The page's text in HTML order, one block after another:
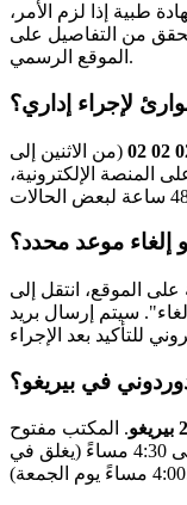
طبية إذا لزم الأمر،
من التفاصيل على
الموقع الرسمي.
لإجراء إداري؟
(من الاثنين إلى
المنصة الإلكترونية،
إلغاء موعد محدد؟
الموقع، انتقل إلى
سيتم إرسال بريد
في بيريغو؟
. المكتب مفتوح
من الاثنين إلى الجمعة، من 8:30 صباحًا إلى 4:30 مساءً (يغلق في